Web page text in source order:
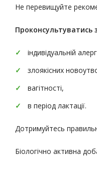
Не перевищуйте
Проконсультуватись
індивідуальній
злоякісних
вагітності,
в період лактації.
Дотримуйтесь
Біологічно активна